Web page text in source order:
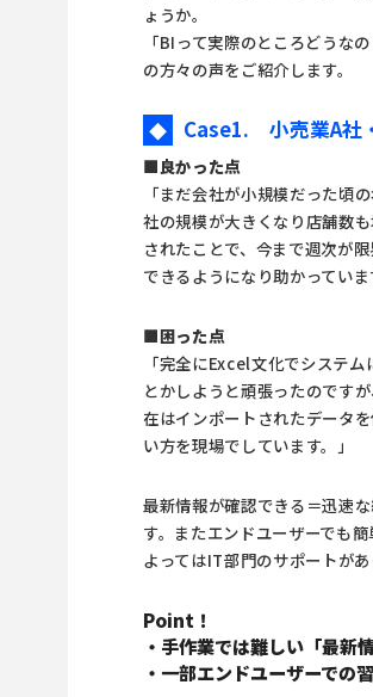
ょうか。
「BIって実際のところどうな
の方々の声をご紹介します。
◆ Case1. 小売業A社
■良かった点
「まだ会社が小規模だった頃
社の規模が大きくなり店舗数
されたことで、今まで週次が
できるようになり助かっていま
■困った点
「完全にExcel文化でシステ
とかしようと頑張ったのです
在はインポートされたデータ
い方を現場でしています。」
最新情報が確認できる＝迅速
す。またエンドユーザーでも
よってはIT部門のサポートが
Point！
・手作業では難しい「最新
・一部エンドユーザーでの